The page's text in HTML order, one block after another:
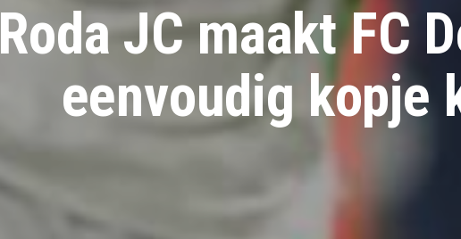
Roda JC maakt FC
eenvoudig kopje